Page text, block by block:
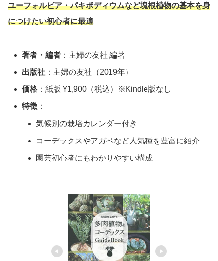
ユーフォルビア・パキポディウムなど塊根植物の基本を身
につけたい初心者に最適
著者・編者 ：主婦の友社 編著
出版社 ：主婦の友社（2019年）
価格 ：紙版 ¥1,900（税込）※Kindle版なし
特徴 ：
気候別の栽培カレンダー付き
コーデックスやアガベなど人気種を豊富に紹介
園芸初心者にもわかりやすい構成